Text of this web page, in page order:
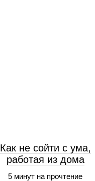
Как не сойти с ума,
работая из дома
5 минут на прочтение